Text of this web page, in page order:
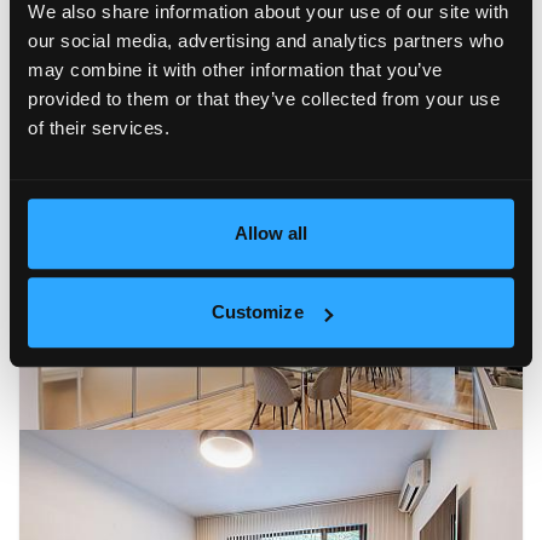
We also share information about your use of our site with
our social media, advertising and analytics partners who
may combine it with other information that you’ve
provided to them or that they’ve collected from your use
of their services.
Allow all
Customize